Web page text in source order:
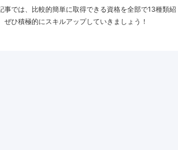
では、比較的簡単に取得できる資格を全部で13種類紹
ひ積極的にスキルアップしていきましょう！